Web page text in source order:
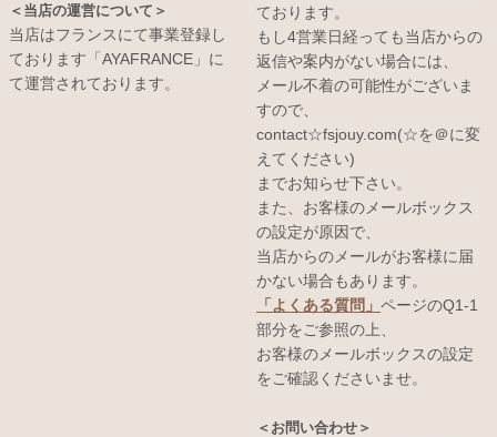
＜当店の運営について＞
当店はフランスにて事業登録し
ております「AYAFRANCE」に
て運営されております。
ております。
もし4営業日経っても当店からの
返信や案内がない場合には、
メール不着の可能性がございま
すので、
contact☆fsjouy.com(☆を＠に変
えてください)
までお知らせ下さい。
また、お客様のメールボックス
の設定が原因で、
当店からのメールがお客様に届
かない場合もあります。
「よくある質問」 ページのQ1-1
部分をご参照の上、
お客様のメールボックスの設定
をご確認くださいませ。
＜お問い合わせ＞